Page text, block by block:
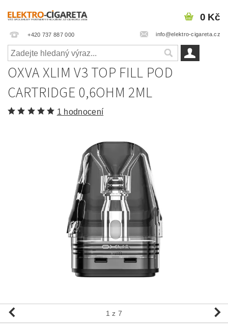
+420 737 887 000 info@elektro-cigareta.cz
0 Kč
OXVA XLIM V3 TOP FILL POD
CARTRIDGE 0,6OHM 2ML
1 hodnocení
1 z 7